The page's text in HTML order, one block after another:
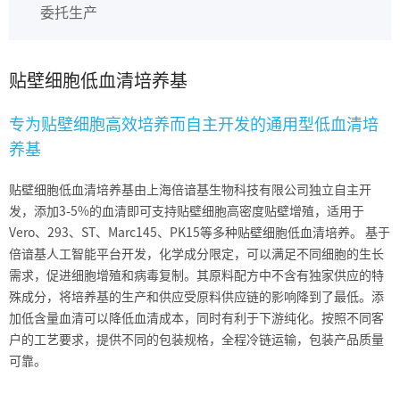
委托生产
贴壁细胞低血清培养基
专为贴壁细胞高效培养而自主开发的通用型低血清培
养基
贴壁细胞低血清培养基由上海倍谙基生物科技有限公司独立自主开
发，添加3-5%的血清即可支持贴壁细胞高密度贴壁增殖，适用于
Vero、293、ST、Marc145、PK15等多种贴壁细胞低血清培养。 基于
倍谙基人工智能平台开发，化学成分限定，可以满足不同细胞的生长
需求，促进细胞增殖和病毒复制。其原料配方中不含有独家供应的特
殊成分，将培养基的生产和供应受原料供应链的影响降到了最低。添
加低含量血清可以降低血清成本，同时有利于下游纯化。按照不同客
户的工艺要求，提供不同的包装规格，全程冷链运输，包装产品质量
可靠。